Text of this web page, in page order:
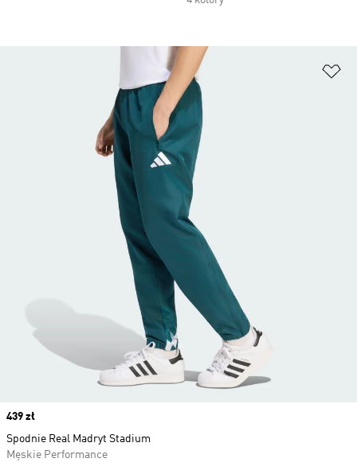
Price
439 zł
Spodnie Real Madryt Stadium
Męskie Performance